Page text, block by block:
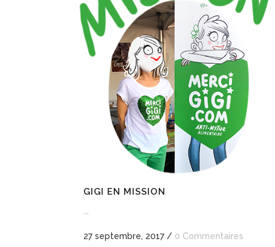
GIGI EN MISSION
27 septembre, 2017 / 0 Commentaires